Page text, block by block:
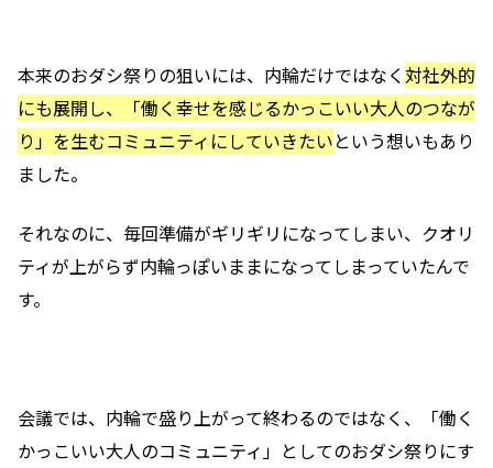
本来のおダシ祭りの狙いには、内輪だけではなく 対社外的
にも展開し、「働く幸せを感じるかっこいい大人のつなが
り」を生むコミュニティにしていきたいという想いもあり
ました。
それなのに、毎回準備がギリギリになってしまい、クオリ
ティが上がらず内輪っぽいままになってしまっていたんで
す。
会議では、内輪で盛り上がって終わるのではなく、「働く
かっこいい大人のコミュニティ」としてのおダシ祭りにす